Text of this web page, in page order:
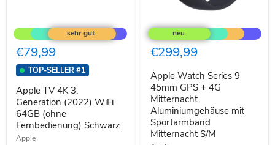
TV
4K
3.
Generation
(2022)
WiFi
64GB
(ohne
Fernbedienung)
Schwarz
€79,99
TOP-SELLER #1
Apple TV 4K 3.
Generation (2022) WiFi
64GB (ohne
Fernbedienung) Schwarz
Apple
Watch
Series
9
45mm
+
4G
Mitternacht
Aluminiumgehäuse
mit
Sportarmband
Mitternacht
€299,99
Apple Watch Series 9
45mm GPS + 4G
Mitternacht
Aluminiumgehäuse mit
Sportarmband
Mitternacht S/M